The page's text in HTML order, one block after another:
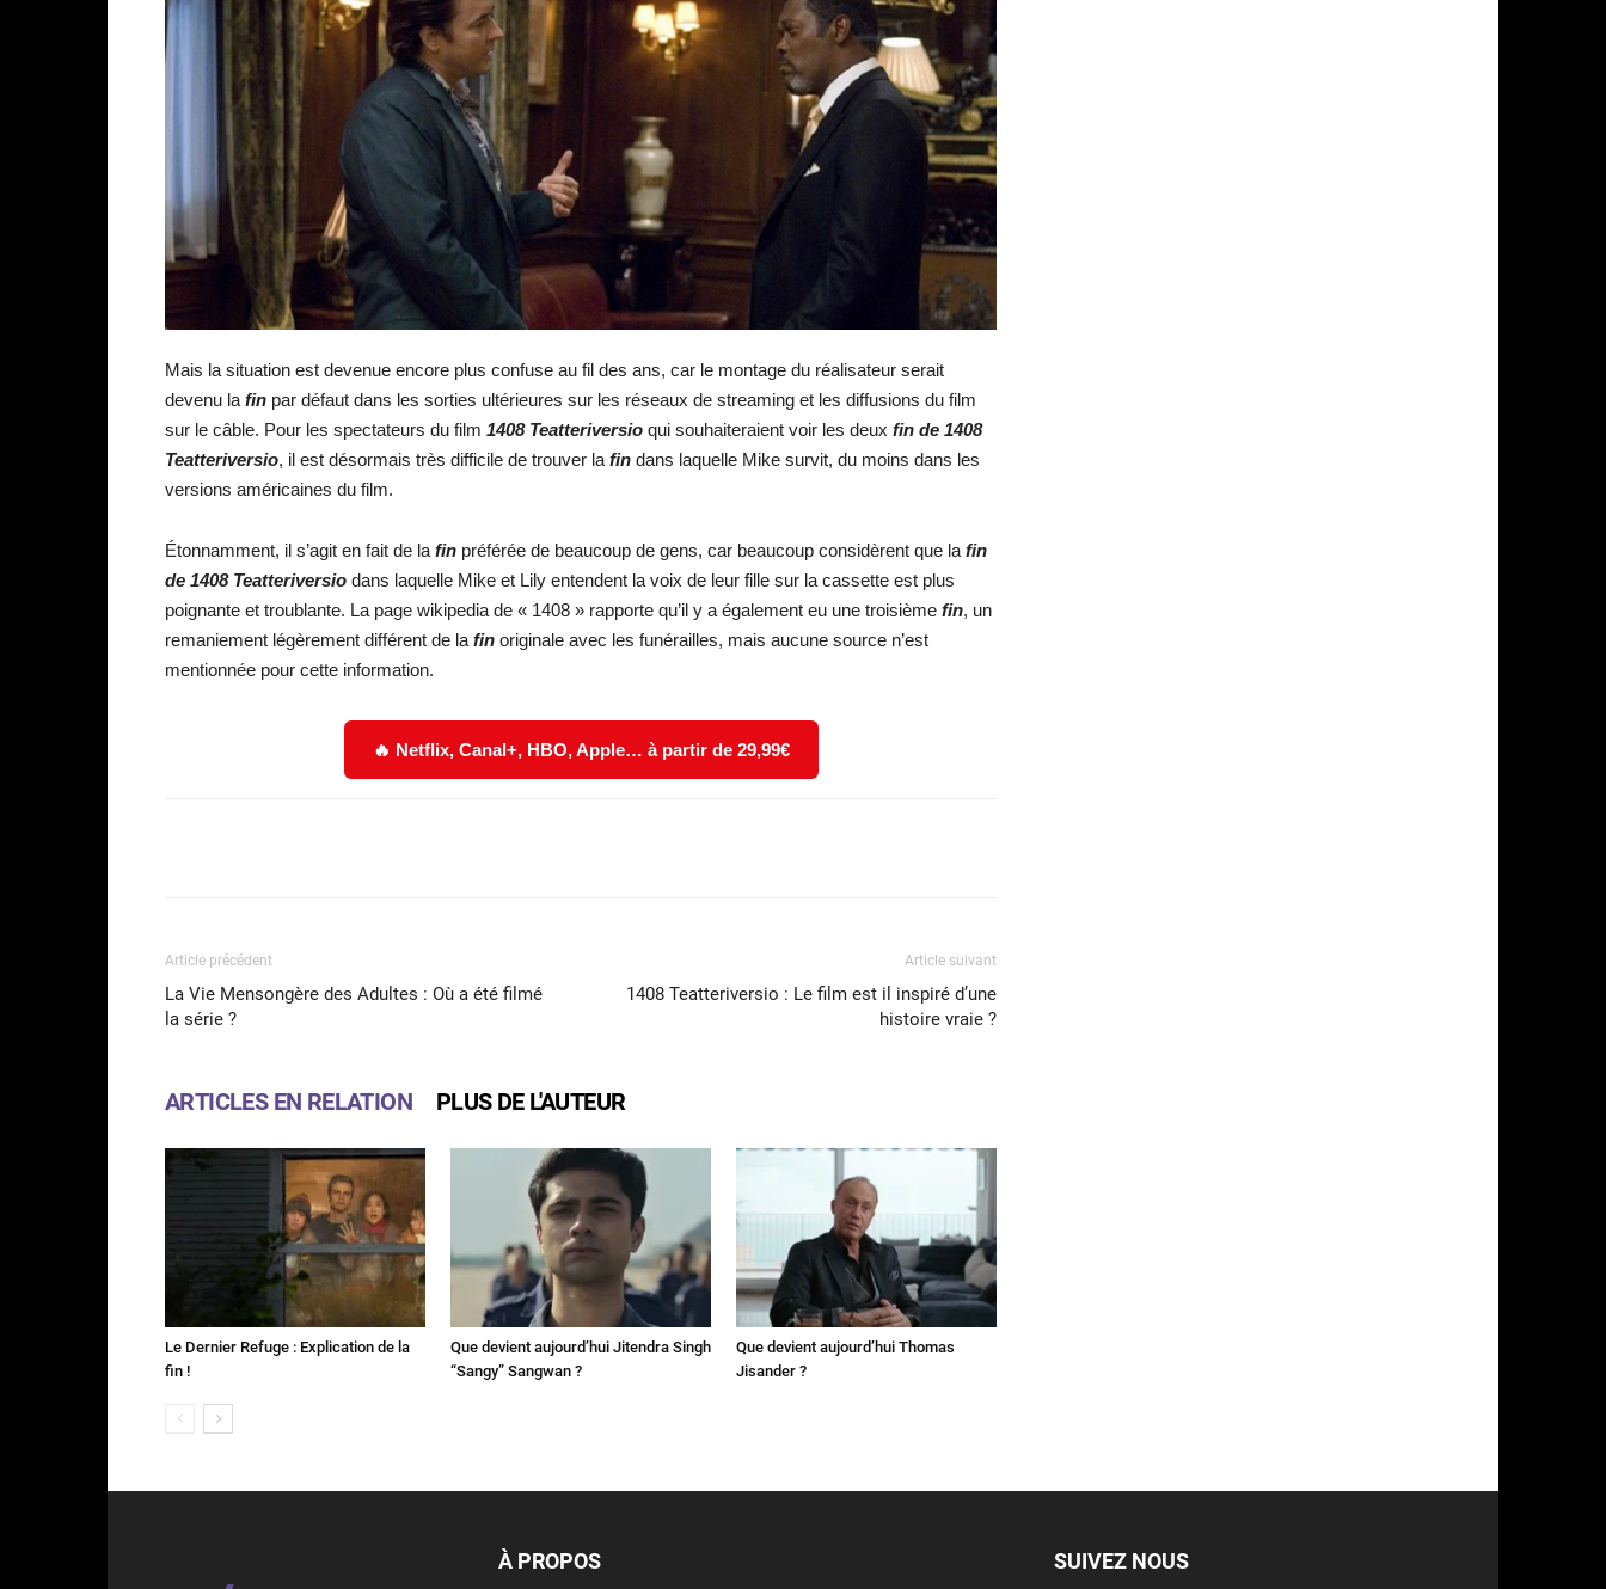
Mais la situation est devenue encore plus confuse au fil des ans, car le montage du réalisateur serait
devenu lafin par défaut dans les sorties ultérieures sur les réseaux de streaming et les diffusions du film
sur le câble. Pour les spectateurs du film 1408 Teatteriversio qui souhaiteraient voir les deux fin de 1408
Teatteriversio, il est désormais très difficile de trouver lafin dans laquelle Mike survit, du moins dans les
versions américaines du film.
Étonnamment, il s’agit en fait de lafin préférée de beaucoup de gens, car beaucoup considèrent que lafin
de 1408 Teatteriversio dans laquelle Mike et Lily entendent la voix de leur fille sur la cassette est plus
poignante et troublante. La page wikipedia de « 1408 » rapporte qu’il y a également eu une troisième fin, un
remaniement légèrement différent de lafin originale avec les funérailles, mais aucune source n’est
mentionnée pour cette information.
🔥 Netflix, Canal+, HBO, Apple… à partir de 29,99€
Article précédent
La Vie Mensongère des Adultes : Où a été filmé
la série ?
Article suivant
1408 Teatteriversio : Le film est il inspiré d’une
histoire vraie ?
ARTICLES EN RELATION PLUS DE L'AUTEUR
Le Dernier Refuge : Explication de la
fin !
Que devient aujourd’hui Jitendra Singh
“Sangy” Sangwan ?
Que devient aujourd’hui Thomas
Jisander ?
À PROPOS SUIVEZ NOUS